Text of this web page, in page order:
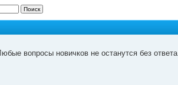
вопросы новичков не останутся без ответа.